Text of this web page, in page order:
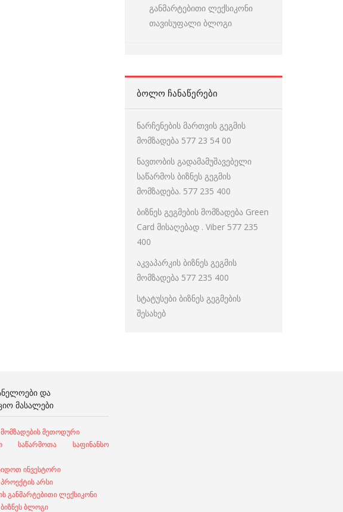
განმარტებითი ლექსიკონი
თავისუფალი ბლოგი
ᲑᲝᲚᲝ ᲩᲐᲜᲐᲬᲔᲠᲔᲑᲘ
ნარჩენების მართვის გეგმის
მომზადება 577 23 54 00
ნავთობის გადამამუშავებელი
საწარმოს ბიზნეს გეგმის
მომზადება. 577 235 400
ბიზნეს გეგმების მომზადება Green
Card მისაღებად . Viber 577 235
400
აკვაპარკის ბიზნეს გეგმის
მომზადება 577 235 400
სტატუსები ბიზნეს გეგმების
შესახებ
ᲓᲐ
ᲛᲐᲡᲐᲚᲔᲑᲘ
მომზადების მეთოდური
საწარმოთა საფინანსო
ინვესტორი
არსი
განმარტებითი ლექსიკონი
ბლოგი